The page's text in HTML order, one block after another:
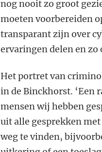
nog nooit zo groot
moeten voorbereiden
transparant zijn over
ervaringen delen en zo
Het portret van
in de Binckhorst. ‘Een
mensen wij hebben
uit alle gesprekken
weg te vinden,